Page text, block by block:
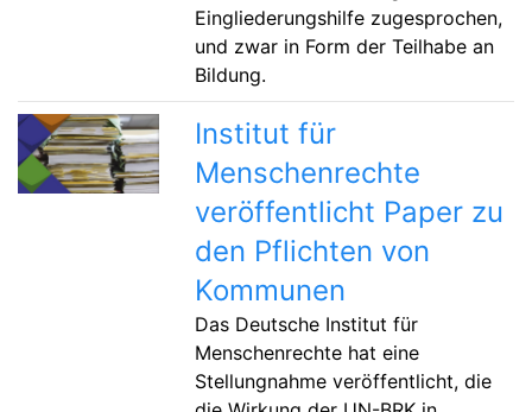
Eingliederungshilfe zugesprochen,
und zwar in Form der Teilhabe an
Bildung.
Institut für
Menschenrechte
veröffentlicht Paper zu
den Pflichten von
Kommunen
Das Deutsche Institut für
Menschenrechte hat eine
Stellungnahme veröffentlicht, die